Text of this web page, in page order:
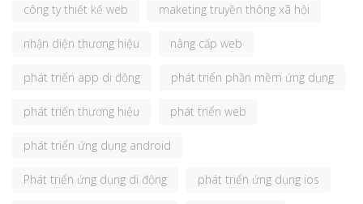
công ty thiết kế web maketing truyền thông xã hội
nhận diện thương hiệu nâng cấp web
phát triển app di động phát triển phần mềm ứng dụng
phát triển thương hiệu phát triển web
phát triển ứng dụng android
Phát triển ứng dụng di động phát triển ứng dụng ios